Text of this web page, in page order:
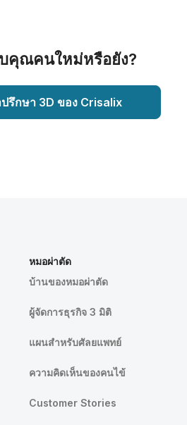
คุณคนใหม่หรือยัง?
รึกษา 3D ของ Crisalix
หมอผ่าตัด
บ้านของหมอผ่าตัด
ผู้จัดการธุรกิจ 3 มิติ
แผนสำหรับศัลยแพทย์
ความคิดเห็นของคนไข้
Customer Stories